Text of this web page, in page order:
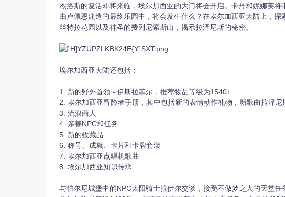
杰洛斯的复活即将来临，埃尔加西亚的大门将会开启。卡丹和妮娜芙
由卢佩恩建造的最终乐园中，将会发生什么？在埃尔加西亚大陆上，
丝特拉花园以及神圣的费列尼索斯山，揭示拉泽尼斯的秘密。
埃尔加西亚大陆还包括：
1. 新的野外首领 - 伊斯拉菲尔，推荐物品等级为1540+
2. 埃尔加西亚冒险者手册，其中包括新的表情动作礼物，新歌曲拉泽
3. 流浪商人
4. 亲善NPC和任务
5. 新的收藏品
6. 称号、成就、卡片和卡牌套装
7. 埃尔加西亚点唱机歌曲
8. 埃尔加西亚知识传承
与伯尔尼城堡中的NPC太阳骑士拉伊尔交谈，接受不做梦之人的天堂